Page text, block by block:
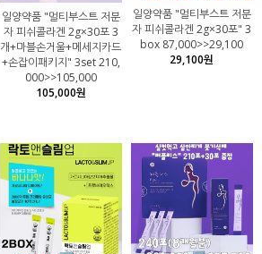
일양약품 "멀티부스트 저분
자 피쉬콜라겐 2g×30포 3
개+마블손거울+메세지카드
+손잡이패키지" 3set 210,
000>>105,000
105,000원
일양약품 "멀티부스트 저분
자 피쉬콜라겐 2g×30포" 3
box 87,000>>29,100
29,100원